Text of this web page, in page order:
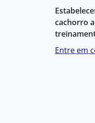
cachorro
Entre em